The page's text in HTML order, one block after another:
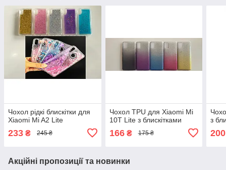
Чохол рідкі блискітки для
Xiaomi Mi A2 Lite
233 ₴ 245 ₴
Чохол TPU для Xiaomi Mi
10T Lite з блискітками
166₴ 175 ₴
з
200
Акційні пропозиції та новинки